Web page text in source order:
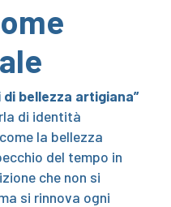
di bellezza artigiana”
di identità
la bellezza
del tempo in
che non si
si rinnova ogni